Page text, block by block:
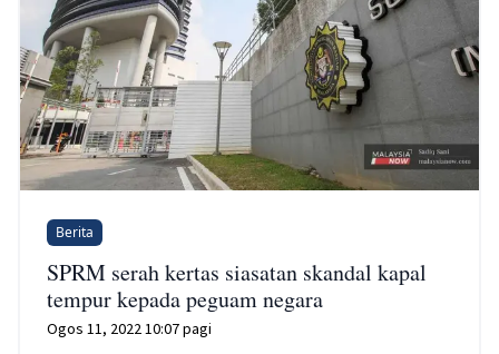
Berita
SPRM serah kertas siasatan skandal kapal
tempur kepada peguam negara
Ogos 11, 2022 10:07 pagi